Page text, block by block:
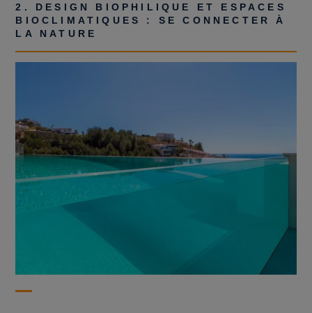
2. DESIGN BIOPHILIQUE ET ESPACES
BIOCLIMATIQUES : SE CONNECTER À
LA NATURE